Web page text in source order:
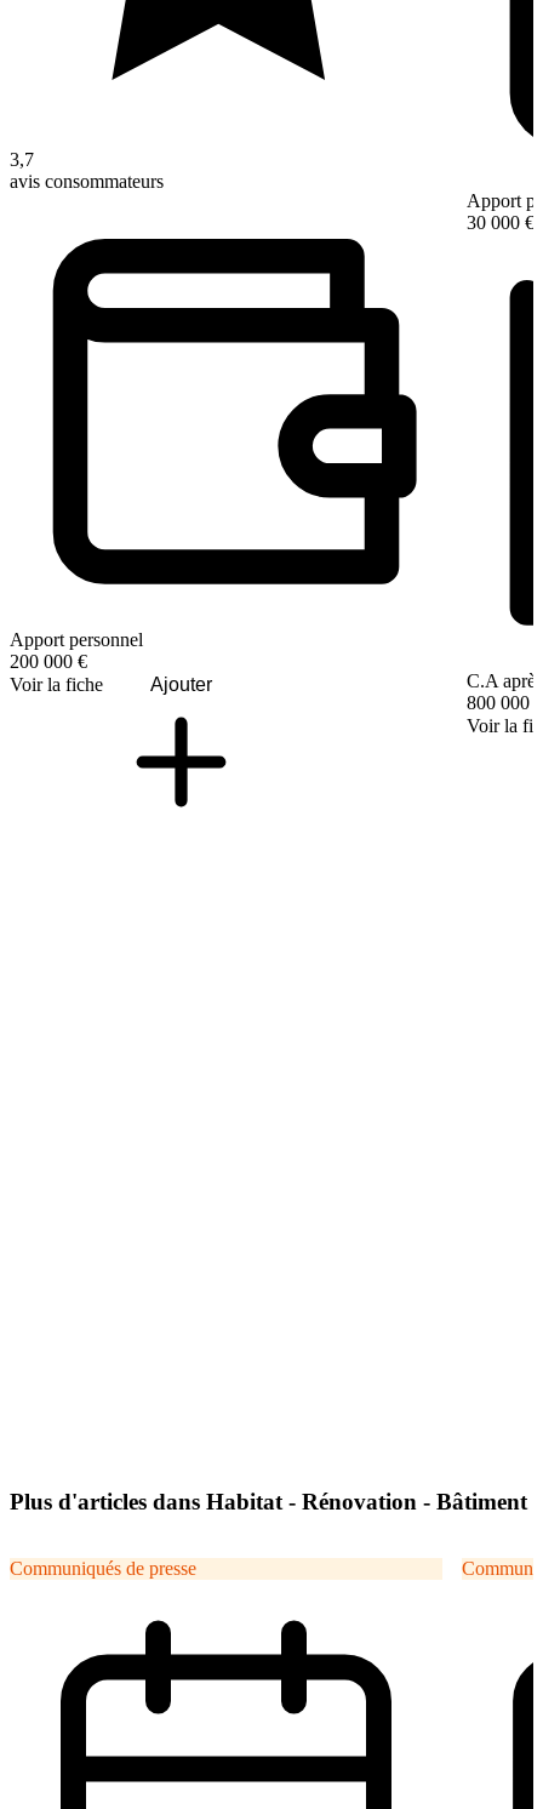
3,7
avis consommateurs
Apport personnel
200 000 €
Voir la fiche
Ajouter
Apport
30 000 €
C.A
800 000 €
Voir la
Plus d'articles dans Habitat - Rénovation - Bâtiment
Communiqués de presse